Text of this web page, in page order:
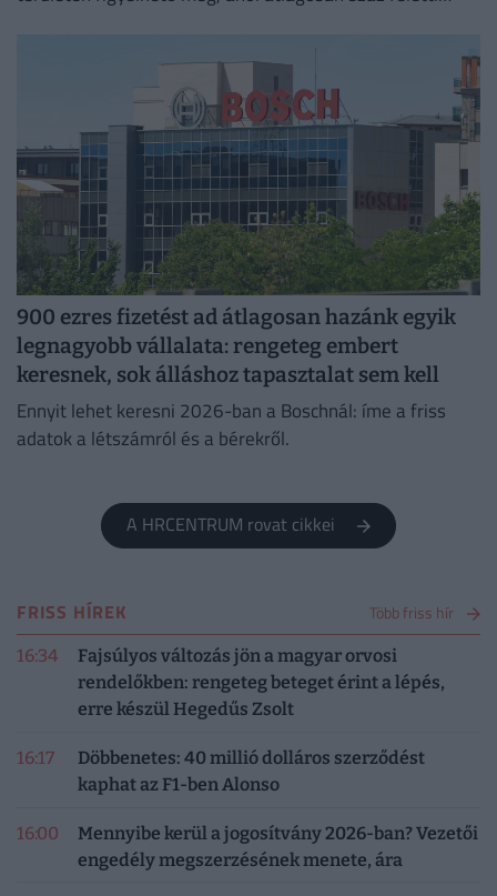
900 ezres fizetést ad átlagosan hazánk egyik
legnagyobb vállalata: rengeteg embert
keresnek, sok álláshoz tapasztalat sem kell
Ennyit lehet keresni 2026-ban a Boschnál: íme a friss
adatok a létszámról és a bérekről.
A HRCENTRUM rovat cikkei
FRISS HÍREK Több friss hír
16:34
Fajsúlyos változás jön a magyar orvosi
rendelőkben: rengeteg beteget érint a lépés,
erre készül Hegedűs Zsolt
16:17
Döbbenetes: 40 millió dolláros szerződést
kaphat az F1-ben Alonso
16:00
Mennyibe kerül a jogosítvány 2026-ban? Vezetői
engedély megszerzésének menete, ára